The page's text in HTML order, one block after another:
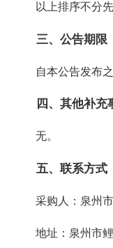
以上排序不分先
三、公告期限
自本公告发布之
四、其他补充
无。
五、联系方式
采购人：泉州市
地址：泉州市鲤